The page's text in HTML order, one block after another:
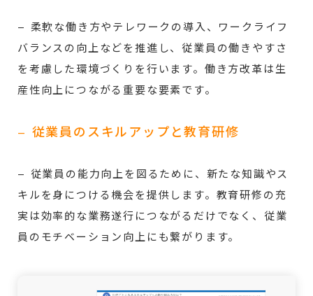
– 柔軟な働き方やテレワークの導入、ワークライフ
バランスの向上などを推進し、従業員の働きやすさ
を考慮した環境づくりを行います。働き方改革は生
産性向上につながる重要な要素です。
– 従業員のスキルアップと教育研修
– 従業員の能力向上を図るために、新たな知識やス
キルを身につける機会を提供します。教育研修の充
実は効率的な業務遂行につながるだけでなく、従業
員のモチベーション向上にも繋がります。